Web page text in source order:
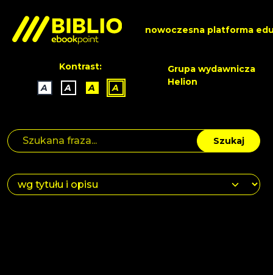
nowoczesna platforma
Kontrast:
A
A A A
Grupa wydawnicza
Helion
Szukaj